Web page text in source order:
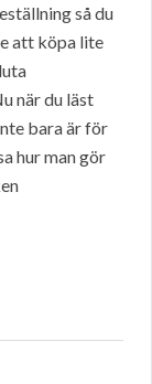
så du
att köpa lite
när du läst
bara är för
hur man gör